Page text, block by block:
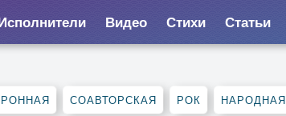
Видео Стихи Статьи
СОАВТОРСКАЯ РОК НАРОДНАЯ